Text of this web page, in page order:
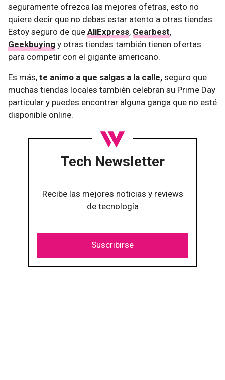
seguramente ofrezca las mejores ofetras, esto no
quiere decir que no debas estar atento a otras tiendas.
Estoy seguro de que AliExpress, Gearbest,
Geekbuying y otras tiendas también tienen ofertas
para competir con el gigante americano.
Es más, te animo a que salgas a la calle, seguro que
muchas tiendas locales también celebran su Prime Day
particular y puedes encontrar alguna ganga que no esté
disponible online.
Tech Newsletter
Recibe las mejores noticias y reviews
de tecnología
Suscribirse